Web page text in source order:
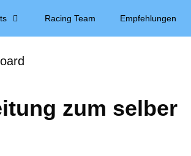
Racing Team Empfehlungen
zum selber